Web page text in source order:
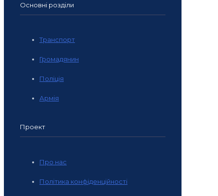
Основні розділи
Транспорт
Громадянин
Поліція
Армія
Проект
Про нас
Політика конфіденційності